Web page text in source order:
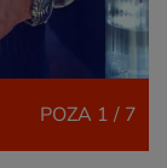
POZA 1 / 7